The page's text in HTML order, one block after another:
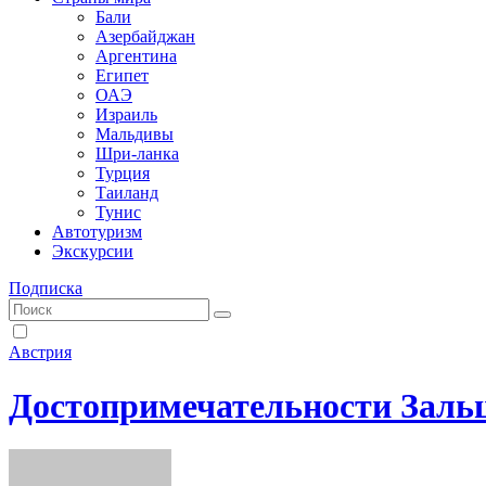
Бали
Азербайджан
Аргентина
Египет
ОАЭ
Израиль
Мальдивы
Шри-ланка
Турция
Таиланд
Тунис
Автотуризм
Экскурсии
Подписка
Австрия
Достопримечательности